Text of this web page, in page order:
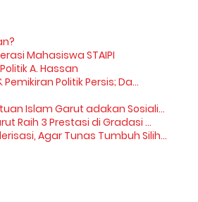
Mahasiswa STAIPI
A. Hassan
Politik Persis; Da...
Islam Garut adakan Sosiali...
Raih 3 Prestasi di Gradasi ...
Agar Tunas Tumbuh Silih...